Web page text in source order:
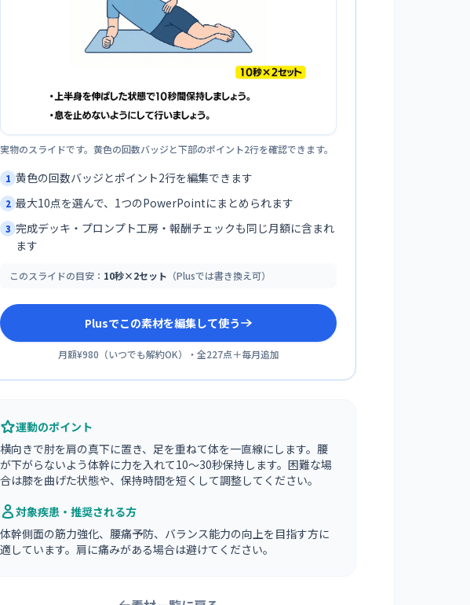
実物のスライドです。黄色の回数バッジと下部のポイント2行を確認できます。
1 黄色の回数バッジとポイント2行を編集できます
2 最大10点を選んで、1つのPowerPointにまとめられます
3 完成デッキ・プロンプト工房・報酬チェックも同じ月額に含まれ
ます
このスライドの目安： 10秒×2セット （Plusでは書き換え可）
Plusでこの素材を編集して使う
月額¥980 （いつでも解約OK）・全227点＋毎月追加
運動のポイント
横向きで肘を肩の真下に置き、足を重ねて体を一直線にします。腰
が下がらないよう体幹に力を入れて10〜30秒保持します。困難な場
合は膝を曲げた状態や、保持時間を短くして調整してください。
対象疾患・推奨される方
体幹側面の筋力強化、腰痛予防、バランス能力の向上を目指す方に
適しています。肩に痛みがある場合は避けてください。